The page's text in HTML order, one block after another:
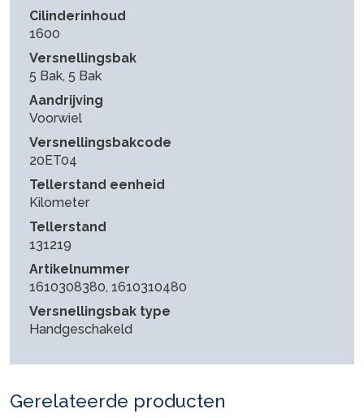
Cilinderinhoud
1600
Versnellingsbak
5 Bak, 5 Bak
Aandrijving
Voorwiel
Versnellingsbakcode
20ET04
Tellerstand eenheid
Kilometer
Tellerstand
131219
Artikelnummer
1610308380, 1610310480
Versnellingsbak type
Handgeschakeld
Gerelateerde producten